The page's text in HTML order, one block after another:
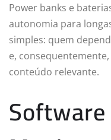
Power banks e
autonomia para
simples: quem
e,
conteúdo relevante.